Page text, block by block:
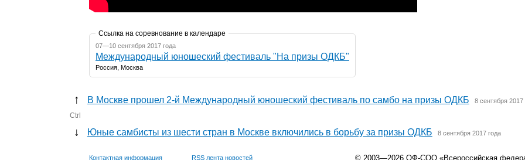
Ссылка на соревнование в календаре
07—10 сентября 2017 года
Международный юношеский фестиваль "На призы ОДКБ"
Россия, Москва
↑ В Москве прошел 2-й Международный юношеский фестиваль по самбо на призы ОДКБ 8 сентября 2017
Ctrl
↓ Юные самбисты из шести стран в Москве включились в борьбу за призы ОДКБ 8 сентября 2017 года
Контактная информация RSS лента новостей © 2003—2026 ОФ-СОО «Всероссийская